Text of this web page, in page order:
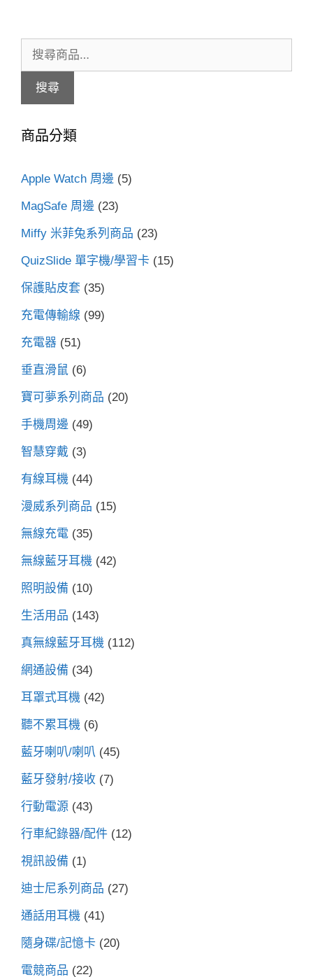
尋
字:
搜尋
商品分類
Apple Watch 周邊 (5)
MagSafe 周邊 (23)
Miffy 米菲兔系列商品 (23)
QuizSlide 單字機/學習卡 (15)
保護貼皮套 (35)
充電傳輸線 (99)
充電器 (51)
垂直滑鼠 (6)
寶可夢系列商品 (20)
手機周邊 (49)
智慧穿戴 (3)
有線耳機 (44)
漫威系列商品 (15)
無線充電 (35)
無線藍牙耳機 (42)
照明設備 (10)
生活用品 (143)
真無線藍牙耳機 (112)
網通設備 (34)
耳罩式耳機 (42)
聽不累耳機 (6)
藍牙喇叭/喇叭 (45)
藍牙發射/接收 (7)
行動電源 (43)
行車紀錄器/配件 (12)
視訊設備 (1)
迪士尼系列商品 (27)
通話用耳機 (41)
隨身碟/記憶卡 (20)
電競商品 (22)